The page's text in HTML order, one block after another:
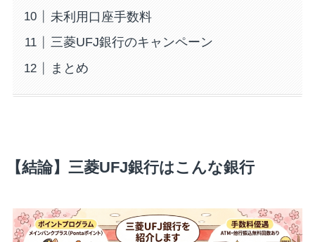
未利用口座手数料
三菱UFJ銀行のキャンペーン
まとめ
【結論】三菱UFJ銀行はこんな銀行